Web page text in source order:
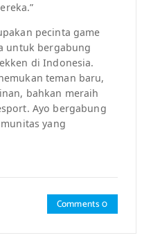
pecinta game
untuk bergabung
di Indonesia.
teman baru,
bahkan meraih
Ayo bergabung
yang
Comments 0